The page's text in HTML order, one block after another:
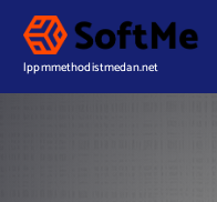
lppmmethodistmedan.net